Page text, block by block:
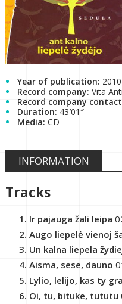
Year of publication: 2010
Record company: Vita
Record company
Duration: 43′01″
Media: CD
INFORMATION
Tracks
Ir pajauga žali leipa
Augo liepelė vienoj
Un kalna liepela
Aisma, sese, dauno
Lylio, lelijo, kas ty
Oi, tu, bituke, tututu